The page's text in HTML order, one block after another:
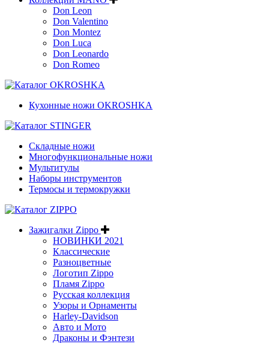
Don Leon
Don Valentino
Don Montez
Don Luca
Don Leonardo
Don Romeo
Кухонные ножи OKROSHKA
Складные ножи
Многофункциональные ножи
Мультитулы
Наборы инструментов
Термосы и термокружки
Зажигалки Zippo
НОВИНКИ 2021
Классические
Разноцветные
Логотип Zippo
Пламя Zippo
Русская коллекция
Узоры и Орнаменты
Harley-Davidson
Авто и Мото
Драконы и Фэнтези